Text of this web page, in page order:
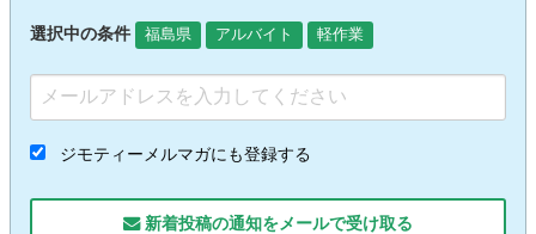
選択中の条件 福島県 アルバイト 軽作業
ジモティーメルマガにも登録する
新着投稿の通知をメールで受け取る